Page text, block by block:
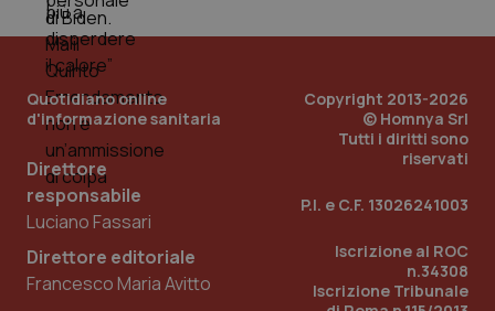
Quotidiano online
d'informazione sanitaria
Direttore
responsabile
Luciano Fassari
Direttore editoriale
Francesco Maria Avitto
Copyright 2013-2026
© Homnya Srl
Tutti i diritti sono
riservati
P.I. e C.F. 13026241003
Iscrizione al ROC
n.34308
Iscrizione Tribunale